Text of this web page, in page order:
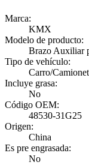
Marca:
KMX
Modelo de producto:
Brazo Auxiliar
Tipo de vehículo:
Carro/
Incluye grasa:
No
Código OEM:
48530-31G25
Origen:
China
Es pre engrasada:
No